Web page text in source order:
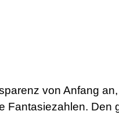
von Anfang
Fantasiezahlen. Den